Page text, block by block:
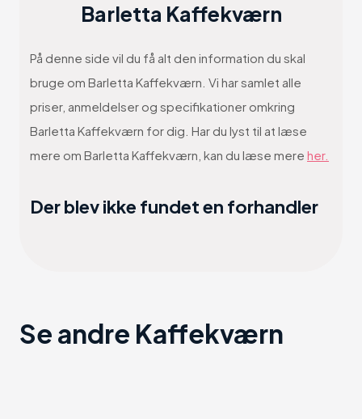
Barletta Kaffekværn
På denne side vil du få alt den information du skal
bruge om Barletta Kaffekværn. Vi har samlet alle
priser, anmeldelser og specifikationer omkring
Barletta Kaffekværn for dig. Har du lyst til at læse
mere om Barletta Kaffekværn, kan du læse mere her.
Der blev ikke fundet en forhandler
Se andre Kaffekværn